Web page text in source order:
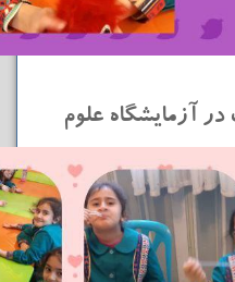
آزمایشگاه علوم